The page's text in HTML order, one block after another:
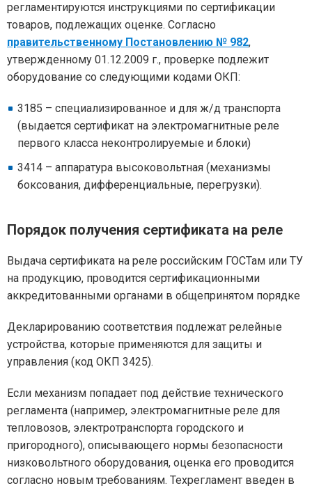
регламентируются инструкциями по сертификации
товаров, подлежащих оценке. Согласно
правительственному Постановлению № 982,
утвержденному 01.12.2009 г., проверке подлежит
оборудование со следующими кодами ОКП:
3185 – специализированное и для ж/д транспорта
(выдается сертификат на электромагнитные реле
первого класса неконтролируемые и блоки)
3414 – аппаратура высоковольтная (механизмы
боксования, дифференциальные, перегрузки).
Порядок получения сертификата на реле
Выдача сертификата на реле российским ГОСТам или ТУ
на продукцию, проводится сертификационными
аккредитованными органами в общепринятом порядке
Декларированию соответствия подлежат релейные
устройства, которые применяются для защиты и
управления (код ОКП 3425).
Если механизм попадает под действие технического
регламента (например, электромагнитные реле для
тепловозов, электротранспорта городского и
пригородного), описывающего нормы безопасности
низковольтного оборудования, оценка его проводится
согласно новым требованиям. Техрегламент введен в